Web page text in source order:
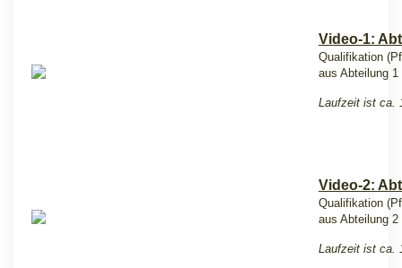
Video-1:
Qualifikation
aus Abteilung 1
Laufzeit ist ca.
Video-2:
Qualifikation
aus Abteilung 2
Laufzeit ist ca.